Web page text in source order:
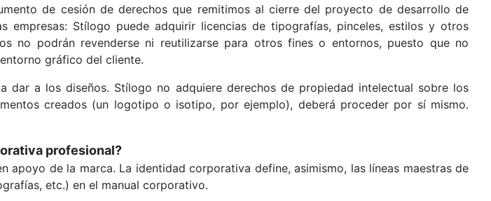
de cesión de derechos que remitimos al cierre del proyecto de desarrollo de
empresas: Stílogo puede adquirir licencias de tipografías, pinceles, estilos y otros
no podrán revenderse ni reutilizarse para otros fines o entornos, puesto que no
gráfico del cliente.
a los diseños. Stílogo no adquiere derechos de propiedad intelectual sobre los
creados (un logotipo o isotipo, por ejemplo), deberá proceder por sí mismo.
profesional?
de la marca. La identidad corporativa define, asimismo, las líneas maestras de
etc.) en el manual corporativo.